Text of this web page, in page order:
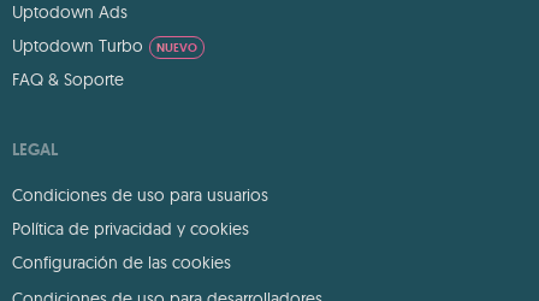
Uptodown Ads
Uptodown Turbo
NUEVO
FAQ & Soporte
LEGAL
Condiciones de uso para usuarios
Política de privacidad y cookies
Configuración de las cookies